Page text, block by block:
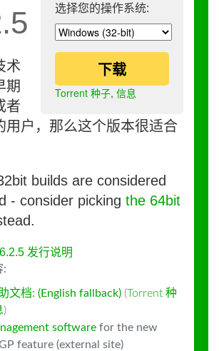
选择您的操作系统:
下载
Torrent 种子, 信息
术
期
者
用户，那么这个版本很适合
builds are considered
- consider picking the 64bit
发行说明
:
文档: (English fallback) (Torrent 种
)
software for the new
feature (external site)